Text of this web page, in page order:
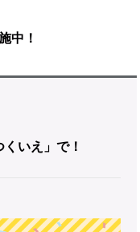
中！
いえ」で！